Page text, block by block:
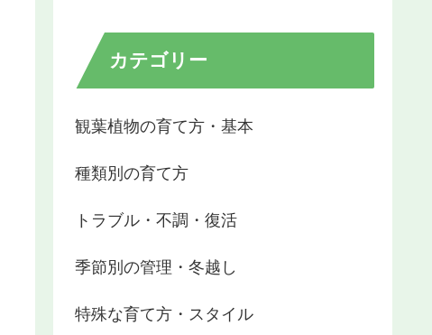
カテゴリー
観葉植物の育て方・基本
種類別の育て方
トラブル・不調・復活
季節別の管理・冬越し
特殊な育て方・スタイル